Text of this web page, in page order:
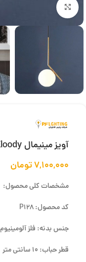
بزرگنمایی تصویر
آویز مینیمال Kloody
۷,۱۰۰,۰۰۰تومان
مشخصات کلی محصول:
کد محصول: P128
جنس بدنه: فلز
قطر حباب: 10 سانتی متر